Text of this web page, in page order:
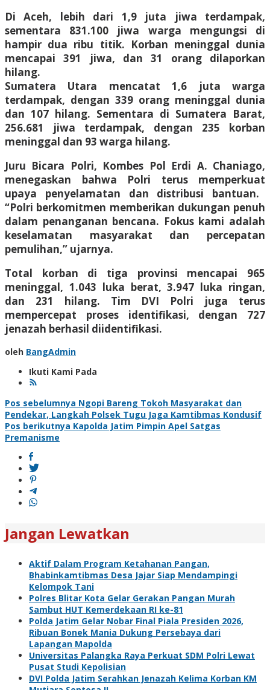
Di Aceh, lebih dari 1,9 juta jiwa terdampak,
sementara 831.100 jiwa warga mengungsi di
hampir dua ribu titik. Korban meninggal dunia
mencapai 391 jiwa, dan 31 orang dilaporkan
hilang.
Sumatera Utara mencatat 1,6 juta warga
terdampak, dengan 339 orang meninggal dunia
dan 107 hilang. Sementara di Sumatera Barat,
256.681 jiwa terdampak, dengan 235 korban
meninggal dan 93 warga hilang.
Juru Bicara Polri, Kombes Pol Erdi A. Chaniago,
menegaskan bahwa Polri terus memperkuat
upaya penyelamatan dan distribusi bantuan.
“Polri berkomitmen memberikan dukungan penuh
dalam penanganan bencana. Fokus kami adalah
keselamatan masyarakat dan percepatan
pemulihan,” ujarnya.
Total korban di tiga provinsi mencapai 965
meninggal, 1.043 luka berat, 3.947 luka ringan,
dan 231 hilang. Tim DVI Polri juga terus
mempercepat proses identifikasi, dengan 727
jenazah berhasil diidentifikasi.
oleh BangAdmin
Ikuti Kami Pada
Navigasi
pos
Pos sebelumnya Ngopi Bareng Tokoh Masyarakat dan
Pendekar, Langkah Polsek Tugu Jaga Kamtibmas Kondusif
Pos berikutnya Kapolda Jatim Pimpin Apel Satgas
Premanisme
Jangan Lewatkan
Aktif Dalam Program Ketahanan Pangan,
Bhabinkamtibmas Desa Jajar Siap Mendampingi
Kelompok Tani
Polres Blitar Kota Gelar Gerakan Pangan Murah
Sambut HUT Kemerdekaan RI ke-81
Polda Jatim Gelar Nobar Final Piala Presiden 2026,
Ribuan Bonek Mania Dukung Persebaya dari
Lapangan Mapolda
Universitas Palangka Raya Perkuat SDM Polri Lewat
Pusat Studi Kepolisian
DVI Polda Jatim Serahkan Jenazah Kelima Korban KM